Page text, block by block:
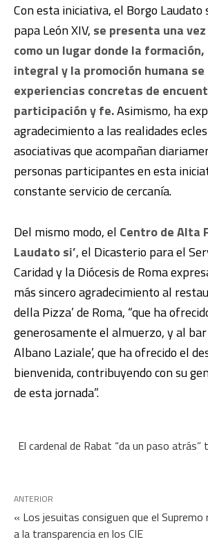
Con esta iniciativa, el Borgo Laudato
papa León XIV, se presenta una
como un lugar donde la
integral y la promoción humana
experiencias concretas de
participación y fe.Asimismo, ha
agradecimiento a las realidades
asociativas que acompañan
personas participantes en esta
constante servicio de cercanía.
Del mismo modo, el Centro de Alta
Laudato si’, el Dicasterio para el
Caridad y la Diócesis de Roma
más sincero agradecimiento al
della Pizza’ de Roma, “que ha
generosamente el almuerzo, y al bar
Albano Laziale’, que ha ofrecido el
bienvenida, contribuyendo con su
de esta jornada”.
El cardenal de Rabat “da un paso
ANTERIOR
« Los jesuitas consiguen que el Supremo
a la transparencia en los CIE